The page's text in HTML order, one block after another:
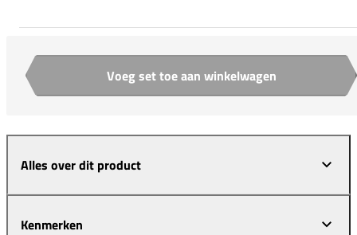
Aantal Voeg set toe aan winkelwagen
Alles over dit product
Kenmerken